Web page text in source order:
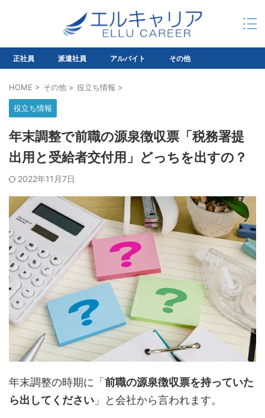
正社員 派遣社員 アルバイト その他
HOME > その他 > 役立ち情報 >
役立ち情報
年末調整で前職の源泉徴収票「税務署提
出用と受給者交付用」どっちを出すの？
2022年11月7日
年末調整の時期に「 前職の源泉徴収票を持っていた
ら出してください 」と会社から言われます。